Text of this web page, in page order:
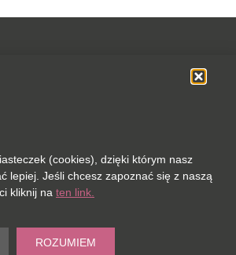
POLUBIONYCH (0 / 10)
Wyczyść
Z O.O.
(cookies), dzięki którym nasz
lepiej. Jeśli chcesz zapoznać się z naszą
kliknij na ten link.
ROZUMIEM